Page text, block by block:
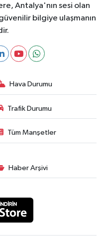
Antalya'nın sesi olan
bilgiye ulaşmanın
Hava Durumu
Trafik Durumu
Tüm Manşetler
Haber Arşivi